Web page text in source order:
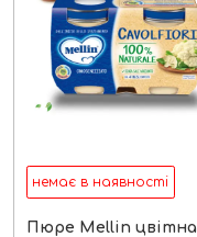
немає в наявності
Пюре Mellin цвітна